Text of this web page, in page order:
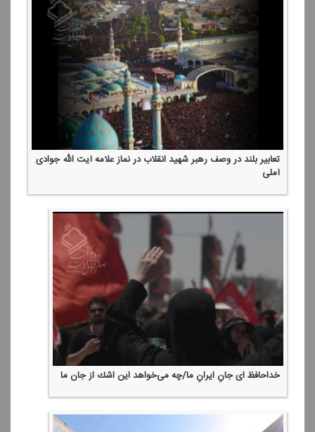
تعابیر بلند در وصف رهبر شهید انقلاب در نماز علامه آیت الله جوادی
آملی
خداحافظ ای جانِ ایرانِ ما/چه می‌خواهد این اشك از جان ما